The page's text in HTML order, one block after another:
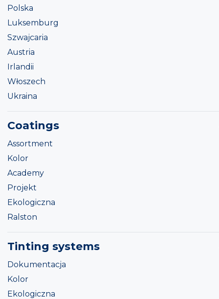
Polska
Luksemburg
Szwajcaria
Austria
Irlandii
Włoszech
Ukraina
Coatings
Assortment
Kolor
Academy
Projekt
Ekologiczna
Ralston
Tinting systems
Dokumentacja
Kolor
Ekologiczna